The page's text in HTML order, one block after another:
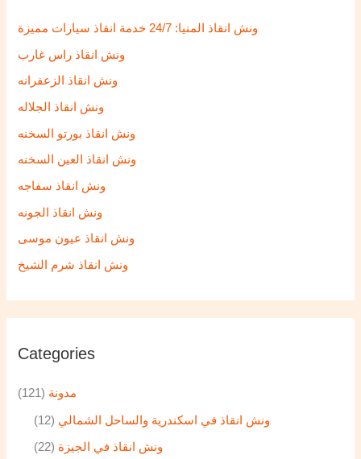
o
r
:
ونش انقاذ المنيا: 24/7 خدمة انقاذ سيارات مميزة
ونش انقاذ راس غارب
ونش انقاذ الزعفرانه
ونش انقاذ الجلاله
ونش انقاذ بورتو السخنه
ونش انقاذ العين السخنه
ونش انقاذ سفاجه
ونش انقاذ الجونه
ونش انقاذ عيون موسى
ونش انقاذ شرم الشيخ
Categories
مدونة (121)
ونش انقاذ في اسكندرية والساحل الشمالي (12)
ونش انقاذ في الجيزة (22)